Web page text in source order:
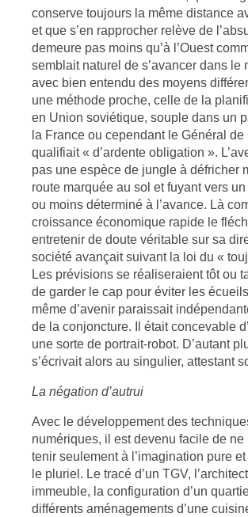
conserve toujours la même distance
et que s’en rapprocher relève de
demeure pas moins qu’à l’Ouest
semblait naturel de s’avancer dans le
avec bien entendu des moyens
une méthode proche, celle de la
en Union soviétique, souple dans un
la France ou cependant le Général de
qualifiait « d’ardente obligation ».
pas une espèce de jungle à défricher
route marquée au sol et fuyant vers
ou moins déterminé à l’avance. Là
croissance économique rapide le
entretenir de doute véritable sur sa
société avançait suivant la loi du «
Les prévisions se réaliseraient tôt ou
de garder le cap pour éviter les
même d’avenir paraissait
de la conjoncture. Il était concevable
une sorte de portrait-robot. D’autant
s’écrivait alors au singulier, attestant
La négation d’autrui
Avec le développement des
numériques, il est devenu facile de ne
tenir seulement à l’imagination pure et
le pluriel. Le tracé d’un TGV,
immeuble, la configuration d’un
différents aménagements d’une